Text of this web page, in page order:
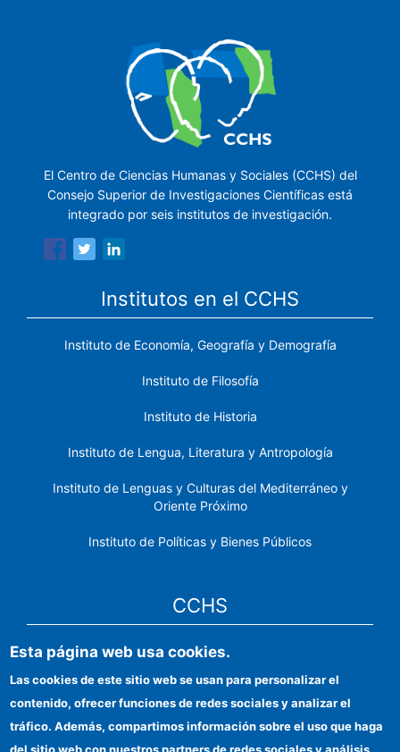
El Centro de Ciencias Humanas y Sociales (CCHS) del
Consejo Superior de Investigaciones Científicas está
integrado por seis institutos de investigación.
Institutos en el CCHS
Instituto de Economía, Geografía y Demografía
Instituto de Filosofía
Instituto de Historia
Instituto de Lengua, Literatura y Antropología
Instituto de Lenguas y Culturas del Mediterráneo y
Oriente Próximo
Instituto de Políticas y Bienes Públicos
CCHS
Sede electrónica CSIC
Identidad institucional
Información para proveedores
Esta página web usa cookies.
Las cookies de este sitio web se usan para personalizar el
contenido, ofrecer funciones de redes sociales y analizar el
tráfico. Además, compartimos información sobre el uso que haga